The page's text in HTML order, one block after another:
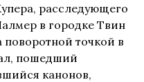
расследующего
в городке Твин
точкой в
пошедший
канонов,